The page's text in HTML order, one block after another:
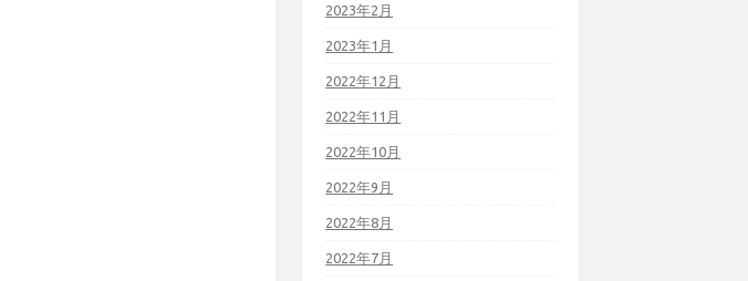
2023年2月
2023年1月
2022年12月
2022年11月
2022年10月
2022年9月
2022年8月
2022年7月